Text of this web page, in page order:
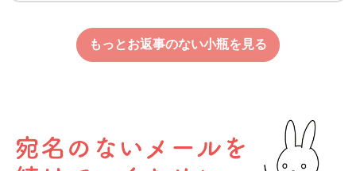
もっとお返事のない小瓶を見る